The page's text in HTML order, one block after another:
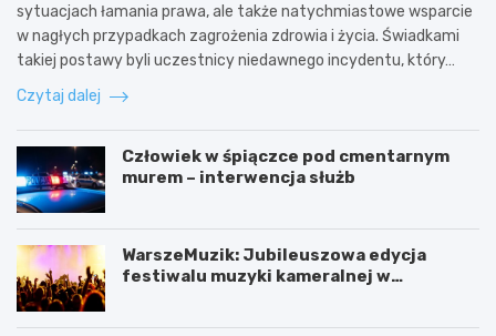
sytuacjach łamania prawa, ale także natychmiastowe wsparcie
w nagłych przypadkach zagrożenia zdrowia i życia. Świadkami
takiej postawy byli uczestnicy niedawnego incydentu, który…
Czytaj dalej
Człowiek w śpiączce pod cmentarnym
murem – interwencja służb
WarszeMuzik: Jubileuszowa edycja
festiwalu muzyki kameralnej w